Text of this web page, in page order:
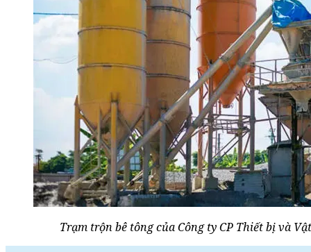
Trạm trộn bê tông của Công ty CP Thiết bị và